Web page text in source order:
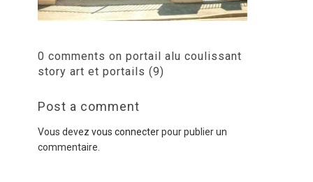
0 comments on portail alu coulissant
story art et portails (9)
Post a comment
Vous devez vous connecterpour publier un
commentaire.